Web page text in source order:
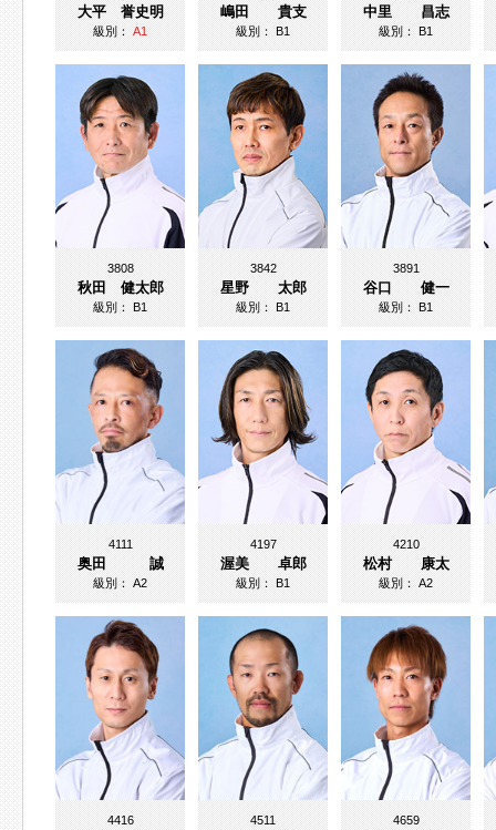
大平 誉史明
級別：A1
嶋田 貴支
級別：B1
中里 昌志
級別：B1
3808
秋田 健太郎
級別：B1
3842
星野 太郎
級別：B1
3891
谷口 健一
級別：B1
4111
奥田 誠
級別：A2
4197
渥美 卓郎
級別：B1
4210
松村 康太
級別：A2
4416 4511 4659